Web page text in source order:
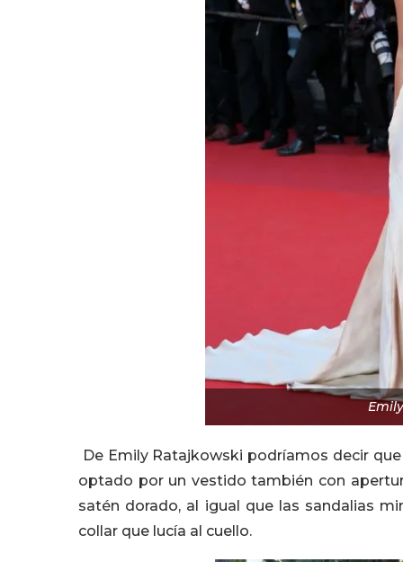
De Emily Ratajkowski podríamos decir
optado por un vestido también con
satén dorado, al igual que las sandalias
collar que lucía al cuello.